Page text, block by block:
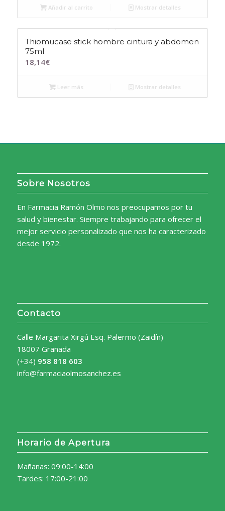
original
era:
47,89€.
actual
es:
46,24€.
Añadir al carrito Mostrar detalles
Thiomucase stick hombre cintura y abdomen
75ml
18,14€
Leer más Mostrar detalles
Sobre Nosotros
En Farmacia Ramón Olmo nos preocupamos por tu
salud y bienestar. Siempre trabajando para ofrecer el
mejor servicio personalizado que nos ha caracterizado
desde 1972.
Contacto
Calle Margarita Xirgú Esq. Palermo (Zaidín)
18007 Granada
(+34) 958 818 603
info@farmaciaolmosanchez.es
Horario de Apertura
Mañanas: 09:00-14:00
Tardes: 17:00-21:00